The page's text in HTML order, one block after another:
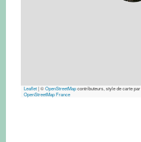
Leaflet|©OpenStreetMapcontributeurs, style de carte par
OpenStreetMap France